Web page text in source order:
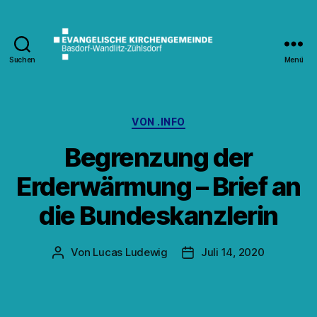
Suchen Menü
Kategorien
VON .INFO
Begrenzung der
Erderwärmung – Brief an
die Bundeskanzlerin
Beitragsautor
Von Lucas Ludewig Veröffentlichungsdatum
Juli 14, 2020